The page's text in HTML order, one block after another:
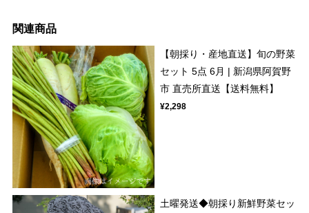
関連商品
【朝採り・産地直送】旬の野菜
セット 5点 6月 | 新潟県阿賀野
市 直売所直送【送料無料】
¥2,298
土曜発送◆朝採り新鮮野菜セッ